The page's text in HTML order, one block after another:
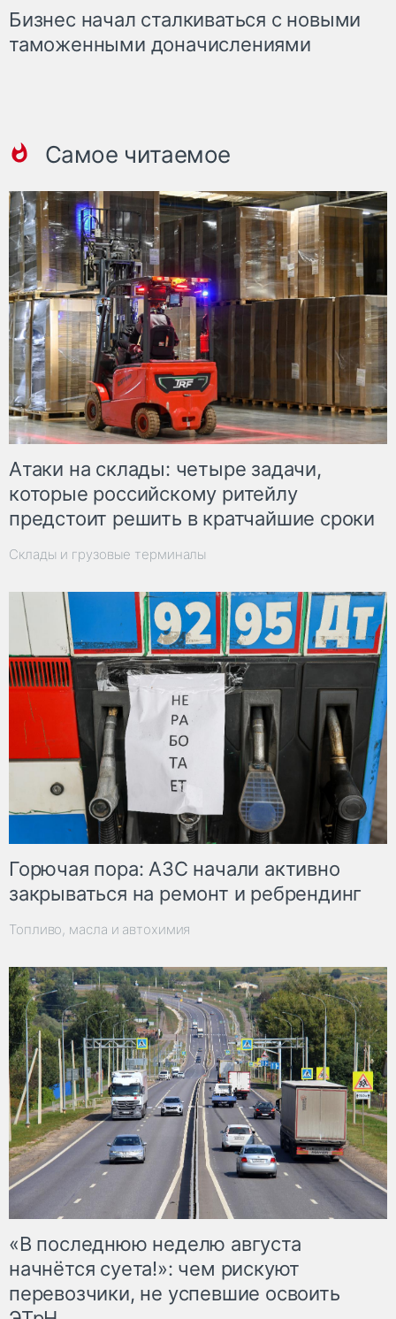
Бизнес начал сталкиваться с новыми
таможенными доначислениями
Самое читаемое
Атаки на склады: четыре задачи,
которые российскому ритейлу
предстоит решить в кратчайшие сроки
Склады и грузовые терминалы
Горючая пора: АЗС начали активно
закрываться на ремонт и ребрендинг
Топливо, масла и автохимия
«В последнюю неделю августа
начнётся суета!»: чем рискуют
перевозчики, не успевшие освоить